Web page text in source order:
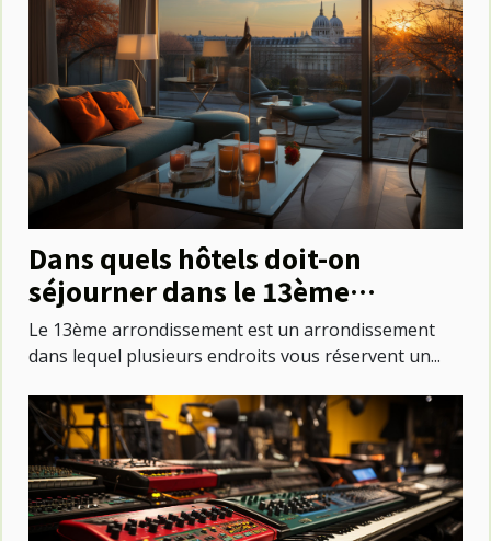
Dans quels hôtels doit-on
séjourner dans le 13ème
arrondissement ?
Le 13ème arrondissement est un arrondissement
dans lequel plusieurs endroits vous réservent un...